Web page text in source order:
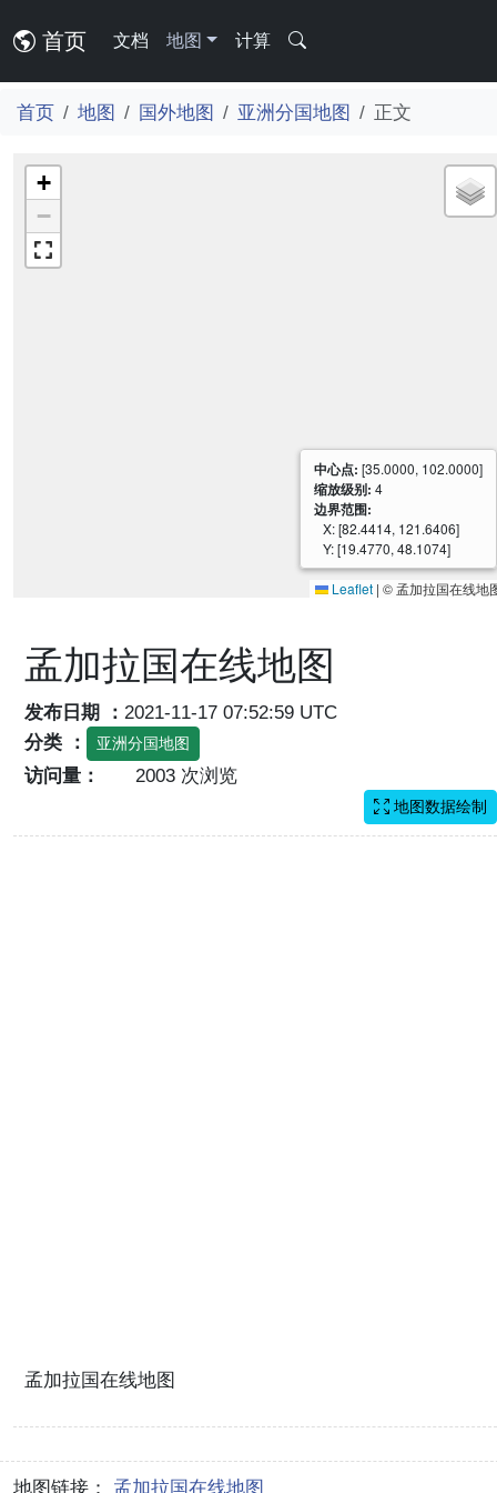
首页 文档 地图 计算
首页 地图 国外地图 亚洲分国地图 正文
+
−
中心点: [35.0000, 102.0000]
缩放级别: 4
边界范围:
X: [82.4414, 121.6406]
Y: [19.4770, 48.1074]
Leaflet | © 孟加拉国在线地
孟加拉国在线地图
发布日期 ： 2021-11-17 07:52:59 UTC
分类 ：
亚洲分国地图
访问量： 2003 次浏览
地图数据绘制
孟加拉国在线地图
地图链接： 孟加拉国在线地图